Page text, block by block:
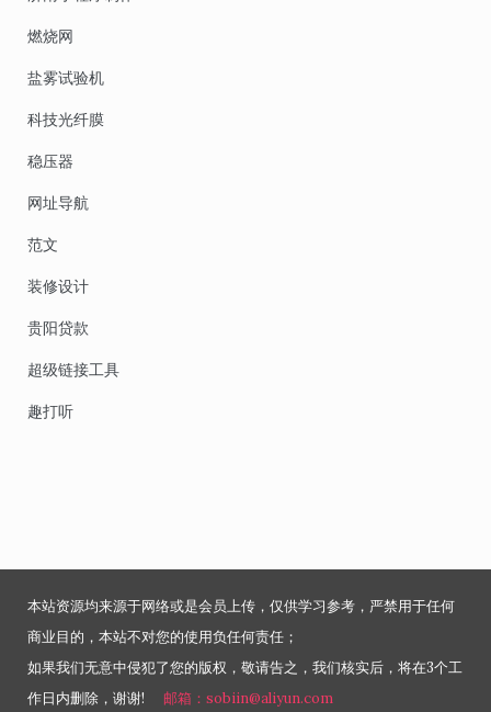
燃烧网
盐雾试验机
科技光纤膜
稳压器
网址导航
范文
装修设计
贵阳贷款
超级链接工具
趣打听
本站资源均来源于网络或是会员上传，仅供学习参考，严禁用于任何
商业目的，本站不对您的使用负任何责任；
如果我们无意中侵犯了您的版权，敬请告之，我们核实后，将在3个工
作日内删除，谢谢! 邮箱：sobiin@aliyun.com